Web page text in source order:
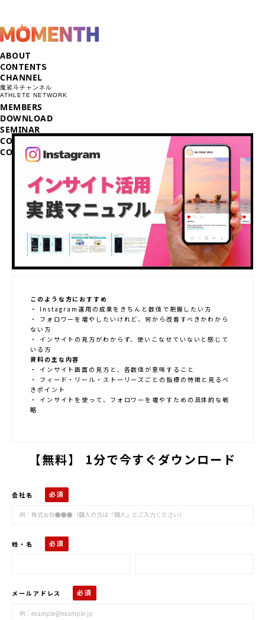
ABOUT
CONTENTS
CHANNEL
魔裟斗チャンネル
ATHLETE NETWORK
MEMBERS
DOWNLOAD
SEMINAR
COLUMN
CONTACT
このような方におすすめ
・ Instagram運用の成果をきちんと数値で把握したい方
・ フォロワーを増やしたいけれど、何から改善すべきかわから
ない方
・ インサイトの見方がわからず、使いこなせていないと感じて
いる方
資料の主な内容
・ インサイト画面の見方と、各数値が意味すること
・ フィード・リール・ストーリーズごとの指標の特徴と見るべ
きポイント
・ インサイトを使って、フォロワーを増やすための具体的な戦
略
【無料】 1分で今すぐダウンロード
会社名
姓・名
メールアドレス